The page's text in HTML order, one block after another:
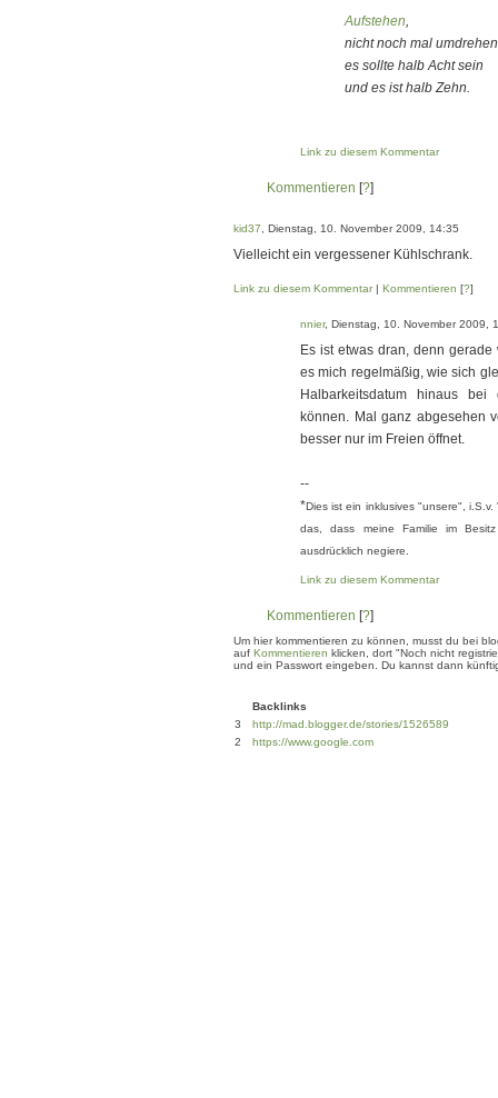
Aufstehen,
nicht noch mal
es sollte halb Acht sein
und es ist halb Zehn.
Link zu diesem Kommentar
Kommentieren [?]
kid37 , Dienstag, 10. November 2009, 14:35
Vielleicht ein vergessener Kühlschrank.
Link zu diesem Kommentar| Kommentieren [?]
nnier, Dienstag, 10. November 2009,
Es ist etwas dran, denn
es mich regelmäßig, wie sich
Halbarkeitsdatum hinaus
können. Mal ganz abgesehen
besser nur im Freien öffnet.
--
*Dies ist ein inklusives "unsere",
das, dass meine Familie im
ausdrücklich negiere.
Link zu diesem Kommentar
Kommentieren [?]
Um hier kommentieren zu können, musst du bei
auf Kommentieren klicken, dort "Noch nicht
und ein Passwort eingeben. Du kannst dann
Backlinks
3
http://mad.blogger.de/stories/1526589
2
https://www.google.com